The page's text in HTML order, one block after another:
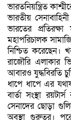
ভারতনিয়ন্ত্রিত
ভারতীয়
ভারতের প্রতিরক্ষা
মহাপরিচালক
নিশ্চিত করেছেন।
রাজৌরি এলাকার
আবারও যুদ্ধবিরতি
ধাপে ধাপে এর
বার্তা সংস্থা
সেনাদের ছোড়া
অবস্থা গুরুতর।